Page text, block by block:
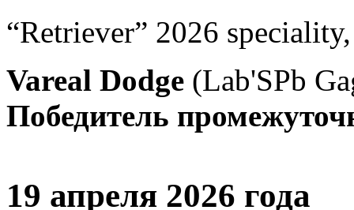
“Retriever” 2026
Vareal Dodge (Lab'SPb
Победитель
19 апреля 2026 года